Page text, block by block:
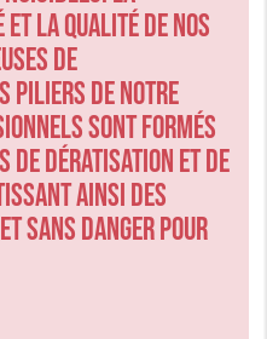
la qualité de nos
de
piliers de notre
sont formés
de dératisation et de
ainsi des
sans danger pour